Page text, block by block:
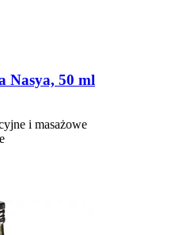
Nasya, 50 ml
i masażowe